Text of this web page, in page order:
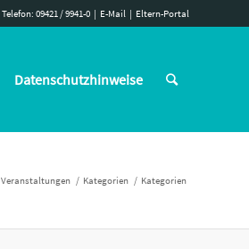
Telefon: 09421 / 9941-0 | E-Mail | Eltern-Portal
Datenschutzhinweise
Veranstaltungen / Kategorien / Kategorien